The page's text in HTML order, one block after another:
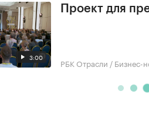
3:00
Проект для
РБК Отрасли / Бизнес-